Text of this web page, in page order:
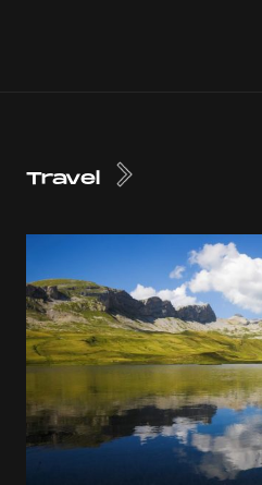
Travel